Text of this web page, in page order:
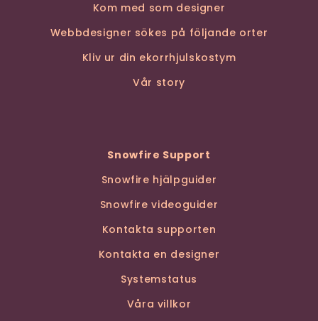
Kom med som designer
Webbdesigner sökes på följande orter
Kliv ur din ekorrhjulskostym
Vår story
Snowfire Support
Snowfire hjälpguider
Snowfire videoguider
Kontakta supporten
Kontakta en designer
Systemstatus
Våra villkor